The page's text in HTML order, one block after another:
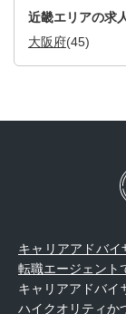
近畿エリアの求
大阪府(45)
キャリアアドバ
転職エージェント
キャリアアドバイ
ハイクオリティか